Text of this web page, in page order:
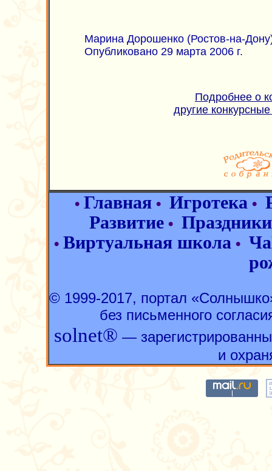
Марина Дорошенко (Ростов-на-
Опубликовано 29 марта 2006 г.
Подробнее о
другие
• Главная • Игротека •
Развитие• Праздники
• Виртуальная школа •
© 1999-2017, портал
без письменного
solnet® —
и